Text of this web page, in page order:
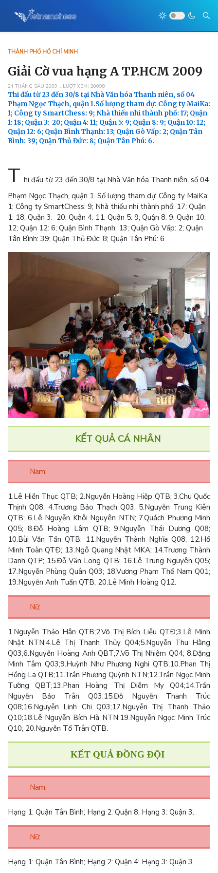
THÀNH PHỐ HỒ CHÍ MINH
Giải Cờ vua hạng A TP.HCM 2009
24 THÁNG SÁU 2009 LƯỢT XEM: 20098
Thi đấu từ 23 đến 30/8 tại Nhà Văn hóa Thanh niên, số 04
Phạm Ngọc Thạch, quận 1.Số lượng tham dự: Công ty MaiKa:
1; Công ty SmartChess: 9; Nhà thiếu nhi thành phố: 17; Quận
1: 18; Quận 3: 20; Quận 4: 11; Quận 5: 9; Quận 8: 9; Quận 10: 12;
Quận 12: 6; Quận Bình Thạnh: 13; Quận Gò Vấp: 2; Quận Tân
Bình: 39; Quận Thủ Đức: 8; Quận Tân Phú: 6.
T hi đấu từ 23 đến 30/8 tại Nhà Văn hóa Thanh niên, số 04
Phạm Ngọc Thạch, quận 1. Số lượng tham dự: Công ty MaiKa:
1; Công ty SmartChess: 9; Nhà thiếu nhi thành phố: 17; Quận
1: 18; Quận 3: 20; Quận 4: 11; Quận 5: 9; Quận 8: 9; Quận 10:
12; Quận 12: 6; Quận Bình Thạnh: 13; Quận Gò Vấp: 2; Quận
Tân Bình: 39; Quận Thủ Đức: 8; Quận Tân Phú: 6.
KẾT QUẢ CÁ NHÂN
Nam:
1.Lê Hiền Thục QTB; 2.Nguyễn Hoàng Hiệp QTB; 3.Chu Quốc
Thịnh Q08; 4.Trương Bảo Thạch Q03; 5.Nguyễn Trung Kiên
QTB; 6.Lê Nguyễn Khôi Nguyên NTN; 7.Quách Phương Minh
Q05; 8.Đỗ Hoàng Lâm QTB;9.Nguyễn Thái Dương Q08;
10.Bùi Văn Tấn QTB; 11.Nguyễn Thành Nghĩa Q08; 12.Hồ
Minh Toàn QTÐ; 13.Ngô Quang Nhật MKA; 14.Trương Thành
Danh QTP; 15.Đỗ Văn Long QTB; 16.Lê Trung Nguyên Q05;
17.Nguyễn Phùng Quân Q03; 18.Vương Phạm Thế Nam Q01;
19.Nguyễn Anh Tuấn QTB; 20.Lê Minh Hoàng Q12.
Nữ:
1.Nguyễn Thảo Hân QTB;2.Võ Thị Bích Liễu QTÐ;3.Lê Minh
Nhật NTN;4.Lê Thị Thanh Thủy Q04;5.Nguyễn Thu Hằng
Q03;6.Nguyễn Hoàng Anh QBT;7.Võ Thị Nhiệm Q04;8.Đặng
Minh Tâm Q03;9.Huỳnh Như Phương Nghi QTB;10.Phan Thị
Hồng La QTB;11.Trần Phương Quỳnh NTN;12.Trần Ngọc Minh
Tường QBT;13.Phan Hoàng Thị Diễm My Q04;14.Trần
Nguyễn Bảo Trân Q03;15.Đỗ Nguyễn Thanh Trúc
Q08;16.Nguyễn Linh Chi Q03;17.Nguyễn Thị Thanh Thảo
Q10;18.Lê Nguyễn Bích Hà NTN;19.Nguyễn Ngọc Minh Trúc
Q10; 20.Nguyễn Tố Trân QTB.
KẾT QUẢ ĐỒNG ĐỘI
Nam:
Hạng 1: Quận Tân Bình; Hạng 2: Quận 8; Hạng 3: Quận 3.
Nữ:
Hạng 1: Quận Tân Bình; Hạng 2: Quận 4; Hạng 3: Quận 3.